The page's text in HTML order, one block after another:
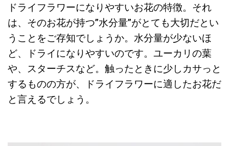
ドライフラワーになりやすいお花の特徴。それ
は、そのお花が持つ”水分量”がとても大切だとい
うことをご存知でしょうか。水分量が少ないほ
ど、ドライになりやすいのです。ユーカリの葉
や、スターチスなど。触ったときに少しカサっと
するものの方が、ドライフラワーに適したお花だ
と言えるでしょう。